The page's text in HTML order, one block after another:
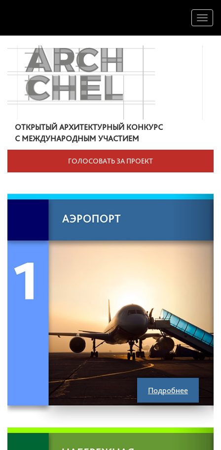
ОТКРЫТЫЙ АРХИТЕКТУРНЫЙ КОНКУРС
С МЕЖДУНАРОДНЫМ УЧАСТИЕМ
ГОЛОСОВАТЬ ЗА ПРОЕКТ
Подробнее